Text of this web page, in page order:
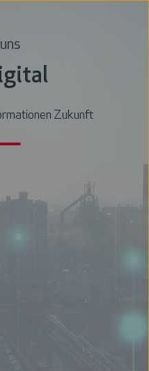
Zukunft